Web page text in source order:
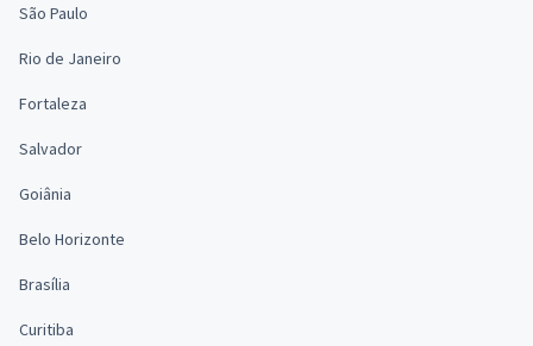
São Paulo
Rio de Janeiro
Fortaleza
Salvador
Goiânia
Belo Horizonte
Brasília
Curitiba